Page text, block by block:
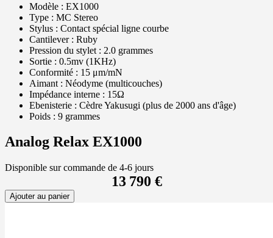
Modèle : EX1000
Type : MC Stereo
Stylus : Contact spécial ligne courbe
Cantilever : Ruby
Pression du stylet : 2.0 grammes
Sortie : 0.5mv (1KHz)
Conformité : 15 μm/mN
Aimant : Néodyme (multicouches)
Impédance interne : 15Ω
Ebenisterie : Cèdre Yakusugi (plus de 2000 ans d'âge)
Poids : 9 grammes
Analog Relax EX1000
Disponible sur commande de 4-6 jours
13 790 €
Ajouter au panier